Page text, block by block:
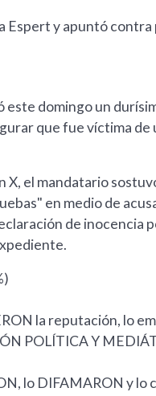
Espert y apuntó
domingo un
que fue víctima
X, el mandatario
en medio de
de inocencia
la reputación, lo
POLÍTICA Y
lo DIFAMARON y